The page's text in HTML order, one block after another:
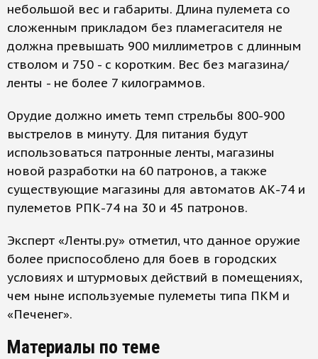
небольшой вес и габариты. Длина пулемета со
сложенным прикладом без пламегасителя не
должна превышать 900 миллиметров с длинным
стволом и 750 - с коротким. Вес без магазина/
ленты - не более 7 килограммов.
Орудие должно иметь темп стрельбы 800-900
выстрелов в минуту. Для питания будут
использоваться патронные ленты, магазины
новой разработки на 60 патронов, а также
существующие магазины для автоматов АК-74 и
пулеметов РПК-74 на 30 и 45 патронов.
Эксперт «Ленты.ру» отметил, что данное оружие
более приспособлено для боев в городских
условиях и штурмовых действий в помещениях,
чем ныне используемые пулеметы типа ПКМ и
«Печенег».
Материалы по теме